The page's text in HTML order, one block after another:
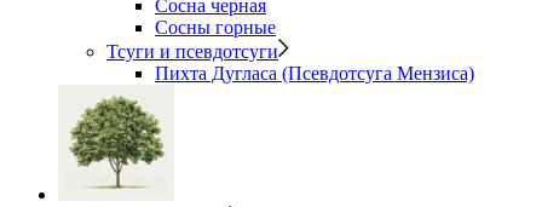
Сосна черная
Сосны горные
Тсуги и псевдотсуги
Пихта Дугласа (Псевдотсуга Мензиса)